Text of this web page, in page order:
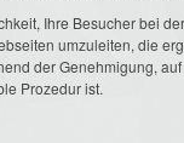
Ihre Besucher bei
umzuleiten, die
der Genehmigung,
Prozedur ist.